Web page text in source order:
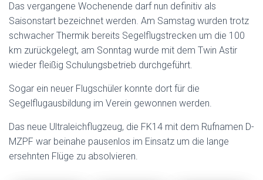
Das vergangene Wochenende darf nun definitiv als
Saisonstart bezeichnet werden. Am Samstag wurden trotz
schwacher Thermik bereits Segelflugstrecken um die 100
km zurückgelegt, am Sonntag wurde mit dem Twin Astir
wieder fleißig Schulungsbetrieb durchgeführt.
Sogar ein neuer Flugschüler konnte dort für die
Segelflugausbildung im Verein gewonnen werden.
Das neue Ultraleichflugzeug, die FK14 mit dem Rufnamen D-
MZPF war beinahe pausenlos im Einsatz um die lange
ersehnten Flüge zu absolvieren.